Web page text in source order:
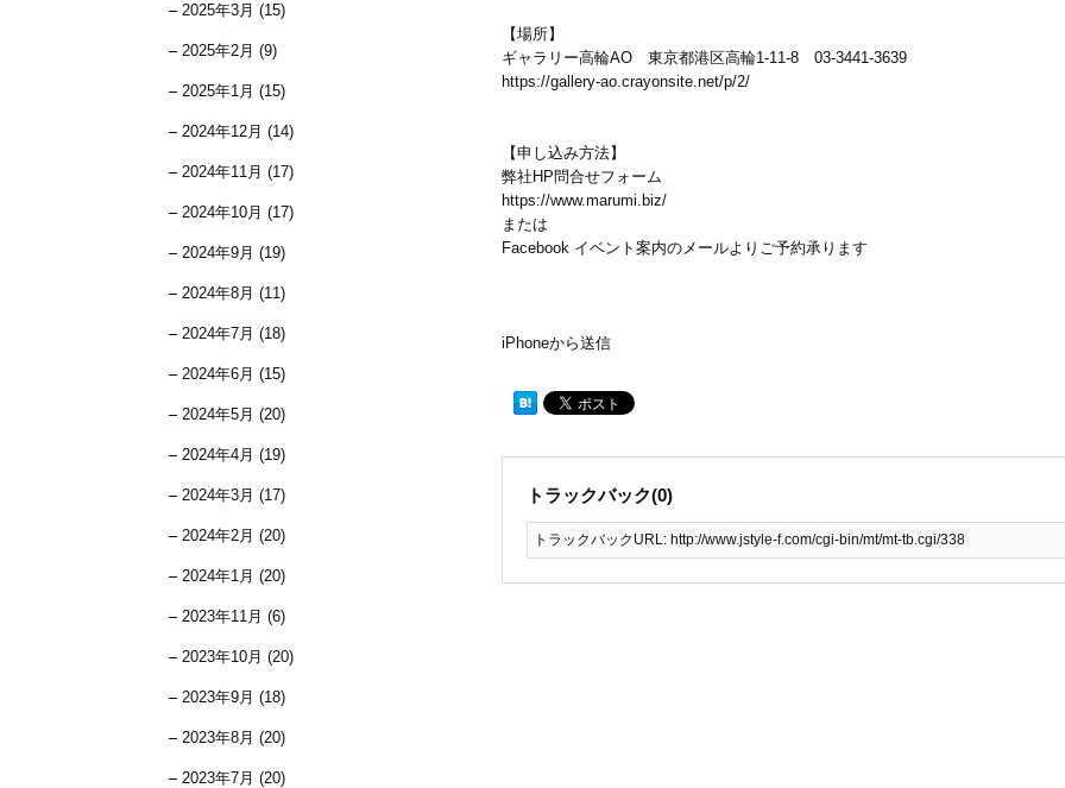
【場所】
ギャラリー高輪AO 東京都港区高輪1-11-8 03-3441-3639
https://gallery-ao.crayonsite.net/p/2/
【申し込み方法】
弊社HP問合せフォーム
https://www.marumi.biz/
または
Facebook イベント案内のメールよりご予約承ります
iPhoneから送信
トラックバック(0)
トラックバックURL: http://www.jstyle-f.com/cgi-bin/mt/mt-tb.cgi/338
2025年3月 (15)
2025年2月 (9)
2025年1月 (15)
2024年12月 (14)
2024年11月 (17)
2024年10月 (17)
2024年9月 (19)
2024年8月 (11)
2024年7月 (18)
2024年6月 (15)
2024年5月 (20)
2024年4月 (19)
2024年3月 (17)
2024年2月 (20)
2024年1月 (20)
2023年11月 (6)
2023年10月 (20)
2023年9月 (18)
2023年8月 (20)
2023年7月 (20)